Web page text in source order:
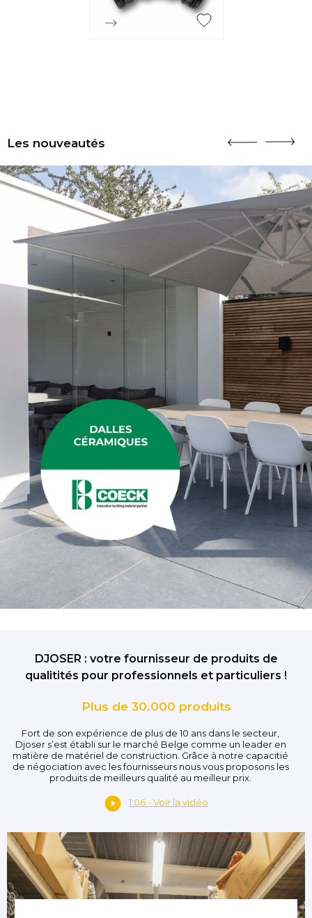
Les nouveautés
DJOSER : votre fournisseur de produits de
qualitités pour professionnels et particuliers !
Plus de 30.000 produits
Fort de son expérience de plus de 10 ans dans le secteur,
Djoser s’est établi sur le marché Belge comme un leader en
matière de matériel de construction. Grâce à notre capacitié
de négociation avec les fournisseurs nous vous proposons les
produits de meilleurs qualité au meilleur prix.
1:06 - Voir la vidéo